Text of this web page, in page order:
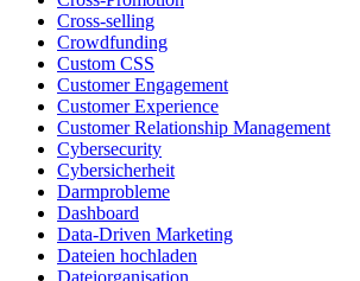
Cross-selling
Crowdfunding
Custom CSS
Customer Engagement
Customer Experience
Customer Relationship Management
Cybersecurity
Cybersicherheit
Darmprobleme
Dashboard
Data-Driven Marketing
Dateien hochladen